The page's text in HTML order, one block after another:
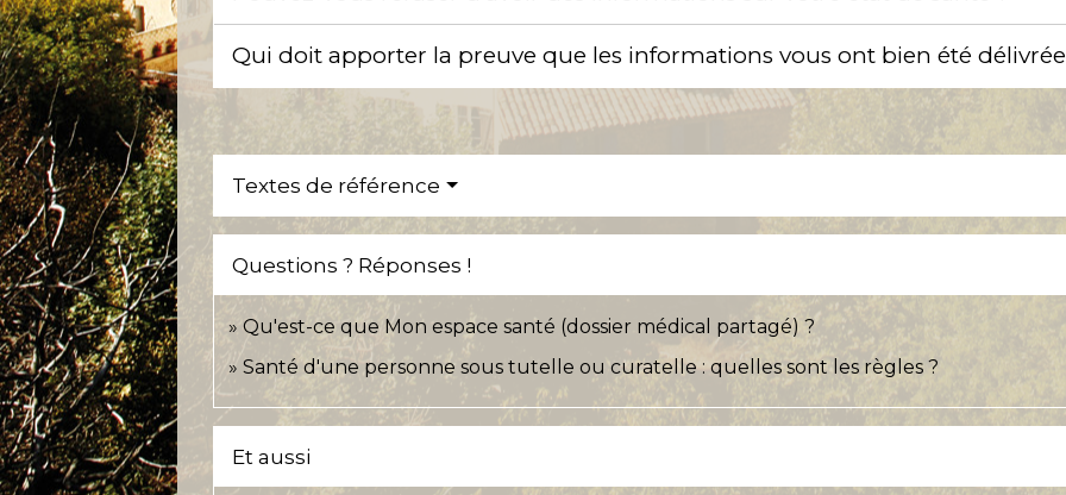
Qui doit apporter la preuve que les informations vous ont bien été
Textes de référence
Questions ? Réponses !
Qu'est-ce que Mon espace santé (dossier médical partagé) ?
Santé d'une personne sous tutelle ou curatelle : quelles sont les règles ?
Et aussi